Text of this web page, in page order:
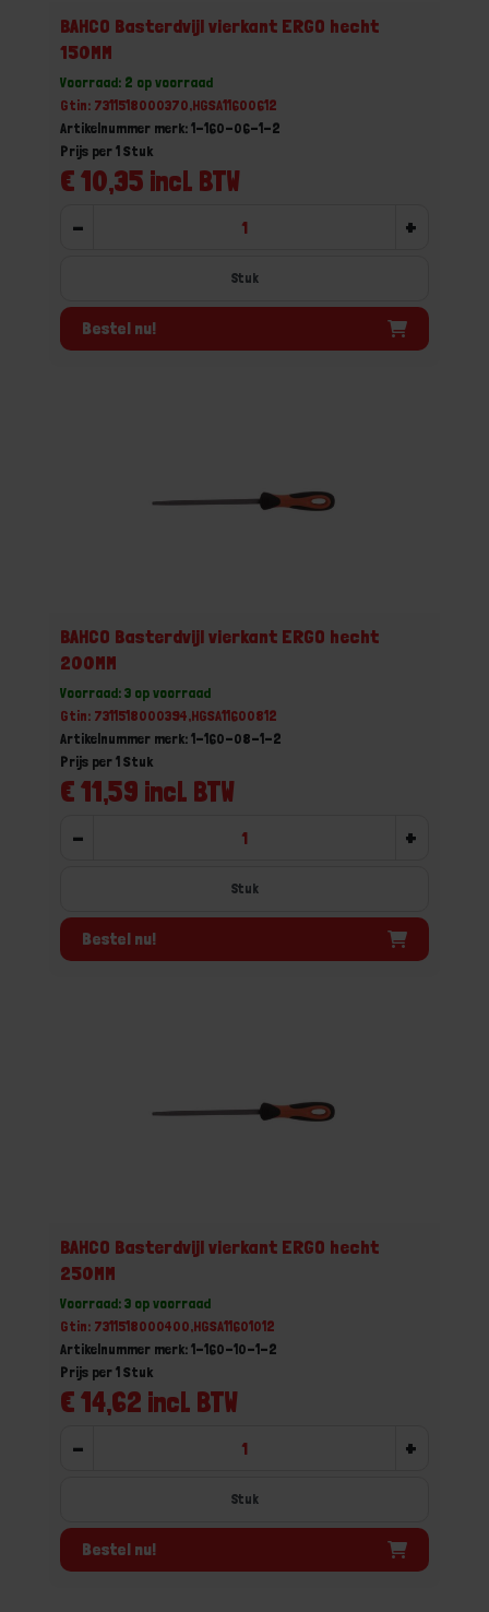
BAHCO Basterdvijl vierkant ERGO hecht
150MM
Voorraad: 2 op voorraad
Gtin: 7311518000370,HGSA11600612
Artikelnummer merk: 1-160-06-1-2
€ 10,35 incl. BTW
Prijs per 1 Stuk
- +
Stuk
Bestel nu!
BAHCO Basterdvijl vierkant ERGO hecht
200MM
Voorraad: 3 op voorraad
Gtin: 7311518000394,HGSA11600812
Artikelnummer merk: 1-160-08-1-2
€ 11,59 incl. BTW
Prijs per 1 Stuk
- +
Stuk
Bestel nu!
BAHCO Basterdvijl vierkant ERGO hecht
250MM
Voorraad: 3 op voorraad
Gtin: 7311518000400,HGSA11601012
Artikelnummer merk: 1-160-10-1-2
€ 14,62 incl. BTW
Prijs per 1 Stuk
- +
Stuk
Bestel nu!